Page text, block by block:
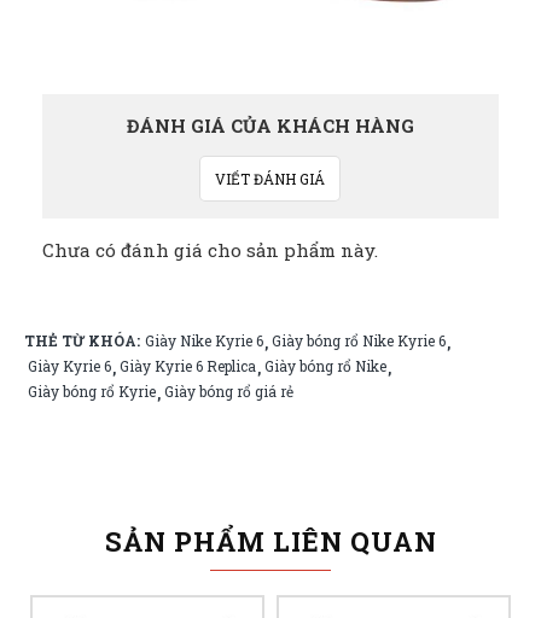
ĐÁNH GIÁ CỦA KHÁCH HÀNG
VIẾT ĐÁNH GIÁ
Chưa có đánh giá cho sản phẩm này.
THẺ TỪ KHÓA: Giày Nike Kyrie 6,Giày bóng rổ Nike Kyrie 6,
Giày Kyrie 6,Giày Kyrie 6 Replica,Giày bóng rổ Nike,
Giày bóng rổ Kyrie,Giày bóng rổ giá rẻ
SẢN PHẨM LIÊN QUAN